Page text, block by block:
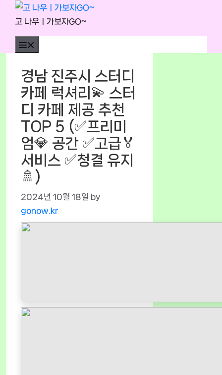
Skip
content
고 나우ㅣ가보자GO~
경남 진주시 스터디
카페 럭셔리💫 스터
디 카페 제공 추천
TOP 5 (✅프리미
엄💎 공간 ✅고급🏅
서비스 ✅청결 유지
🚿)
2024년 10월 18일 by
gonow.kr